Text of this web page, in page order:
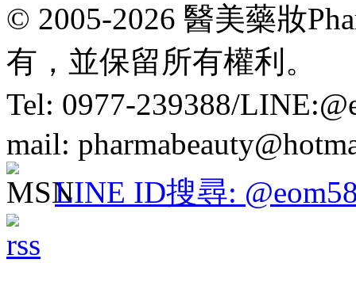
© 2005-2026 醫美藥妝
有，並保留所有權利。
Tel: 0977-239388/
mail:
LINE ID搜尋: